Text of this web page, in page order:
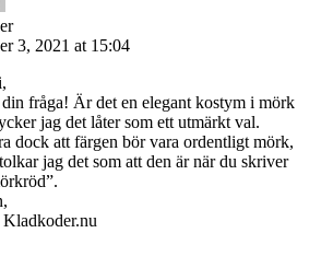
3, 2021 at 15:04
fråga! Är det en elegant kostym i mörk
jag det låter som ett utmärkt val.
dock att färgen bör vara ordentligt mörk,
jag det som att den är när du skriver